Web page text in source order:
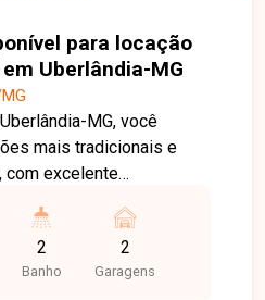
para locação
Uberlândia-MG
MG, você
mais tradicionais e
com excelente
de estar próximo a
escolas, farmácias,
Apartamento
2
Banho
2
Garagens